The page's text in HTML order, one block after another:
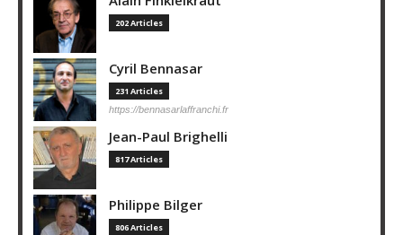
202 Articles
Cyril Bennasar
231 Articles
https://bennasarlaffranchi.fr
Jean-Paul Brighelli
817 Articles
Philippe Bilger
806 Articles